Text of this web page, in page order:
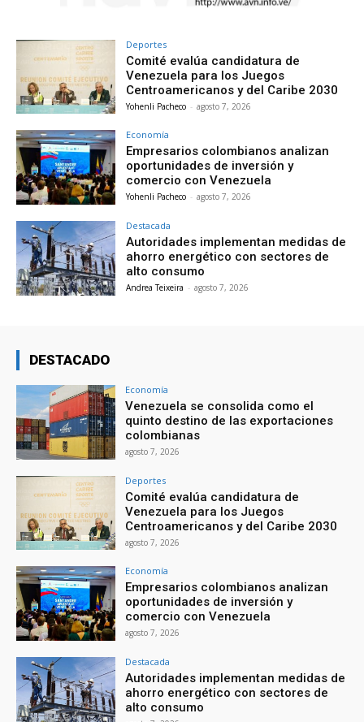
Deportes
Comité evalúa candidatura de
Venezuela para los Juegos
Centroamericanos y del Caribe 2030
Yohenli Pacheco - agosto 7, 2026
Economía
Empresarios colombianos analizan
oportunidades de inversión y
comercio con Venezuela
Yohenli Pacheco - agosto 7, 2026
Destacada
Autoridades implementan medidas de
ahorro energético con sectores de
alto consumo
Andrea Teixeira - agosto 7, 2026
DESTACADO
Economía
Venezuela se consolida como el
quinto destino de las exportaciones
colombianas
agosto 7, 2026
Deportes
Comité evalúa candidatura de
Venezuela para los Juegos
Centroamericanos y del Caribe 2030
agosto 7, 2026
Economía
Empresarios colombianos analizan
oportunidades de inversión y
comercio con Venezuela
agosto 7, 2026
Destacada
Autoridades implementan medidas de
ahorro energético con sectores de
alto consumo